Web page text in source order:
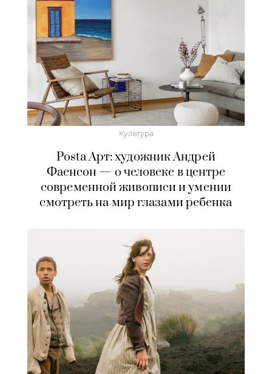
Культура
Posta Арт: художник Андрей
Фаенсон — о человеке в центре
современной живописи и умении
смотреть на мир глазами ребенка